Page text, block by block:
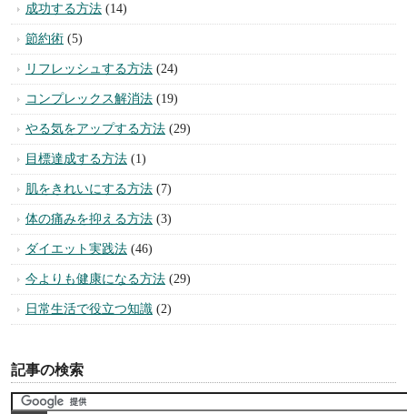
成功する方法 (14)
節約術 (5)
リフレッシュする方法 (24)
コンプレックス解消法 (19)
やる気をアップする方法 (29)
目標達成する方法 (1)
肌をきれいにする方法 (7)
体の痛みを抑える方法 (3)
ダイエット実践法 (46)
今よりも健康になる方法 (29)
日常生活で役立つ知識 (2)
記事の検索